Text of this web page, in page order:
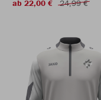
ab 22,00 €
24,99 €